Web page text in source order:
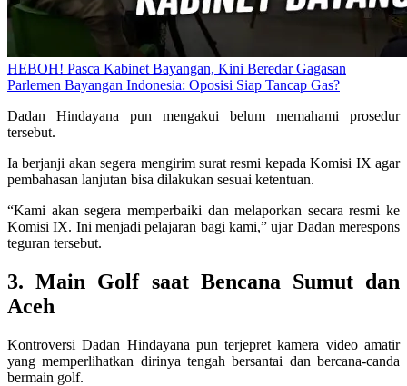
HEBOH! Pasca Kabinet Bayangan, Kini Beredar Gagasan
Parlemen Bayangan Indonesia: Oposisi Siap Tancap Gas?
Dadan Hindayana pun mengakui belum memahami prosedur
tersebut.
Ia berjanji akan segera mengirim surat resmi kepada Komisi IX agar
pembahasan lanjutan bisa dilakukan sesuai ketentuan.
“Kami akan segera memperbaiki dan melaporkan secara resmi ke
Komisi IX. Ini menjadi pelajaran bagi kami,” ujar Dadan merespons
teguran tersebut.
3. Main Golf saat Bencana Sumut dan
Aceh
Kontroversi Dadan Hindayana pun terjepret kamera video amatir
yang memperlihatkan dirinya tengah bersantai dan bercana-canda
bermain golf.